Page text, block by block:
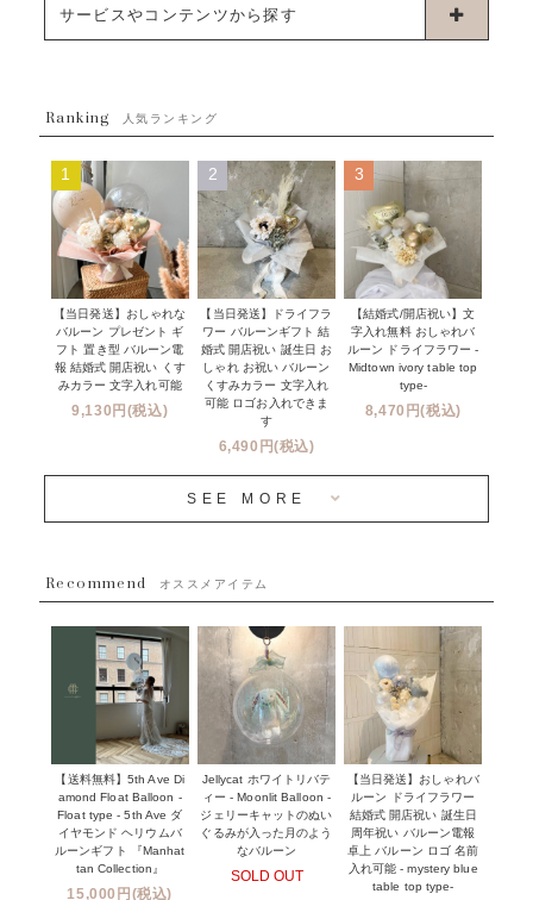
ブーケタイプバルーン
ムーンリットバルーン
コンフェッティバルーン
フリンジバルーン
デコレーションセット
プロップスバルーン
オプション
成人式・卒業式・入学式バルーンブーケ
お誕生日
開店・周年祝い
発表会・劇場
その他お祝い
クリスマス
新商品
~３０００円
~５５００円
１１０００円以上
NEW YORK MIND - ニューヨークスタイルバルーン
※コンフェッティバルーン -プリント内容-
サービスやコンテンツから探す
発送について
Q&A
メッセージカード・電報について
オーダーメイドについて
セミオーダーについて
フリンジバルーンについて
コンフェッティバルーンについて
ハワイウェディングサービス
企業・法人様
ウェディングコンフェッティバルーン特集
実店舗について -大阪 堀江店・名古屋 星ヶ丘店・滋賀 配送
センター店・沖縄 嘉手納基地店-
プリントサービス
前撮り写真バルーン特集
姉妹店＆関連ショップについて
Ranking 人気ランキング
1
【当日発送】おしゃれな
バルーン プレゼント ギ
フト 置き型 バルーン電
報 結婚式 開店祝い くす
みカラー 文字入れ可能
9,130円(税込)
2
【当日発送】ドライフラ
ワー バルーンギフト 結
婚式 開店祝い 誕生日 お
しゃれ お祝い バルーン
くすみカラー 文字入れ
可能 ロゴお入れできま
す
6,490円(税込)
3
【結婚式/開店祝い】文
字入れ無料 おしゃれバ
ルーン ドライフラワー -
Midtown ivory table top
type-
8,470円(税込)
SEE MORE
Recommend オススメアイテム
【送料無料】5th Ave Di
amond Float Balloon -
Float type - 5th Ave ダ
イヤモンド ヘリウムバ
ルーンギフト 『Manhat
tan Collection』
15,000円(税込)
Jellycat ホワイトリバテ
ィー - Moonlit Balloon -
ジェリーキャットのぬい
ぐるみが入った月のよう
なバルーン
SOLD OUT
【当日発送】おしゃれバ
ルーン ドライフラワー
結婚式 開店祝い 誕生日
周年祝い バルーン電報
卓上 バルーン ロゴ 名前
入れ可能 - mystery blue
table top type-